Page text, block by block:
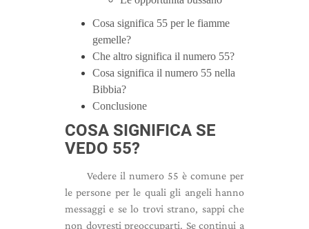
Cosa significa 55 per le fiamme
gemelle?
Che altro significa il numero 55?
Cosa significa il numero 55 nella
Bibbia?
Conclusione
COSA SIGNIFICA SE
VEDO 55?
Vedere il numero 55 è comune per
le persone per le quali gli angeli hanno
messaggi e se lo trovi strano, sappi che
non dovresti preoccuparti. Se continui a